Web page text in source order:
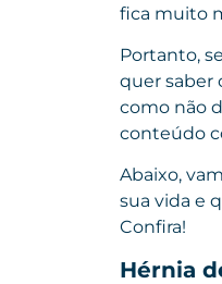
fica muito
Portanto,
quer saber
como não
conteúdo
Abaixo,
sua vida e
Confira!
Hérnia